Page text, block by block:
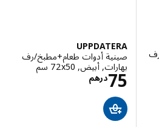
UPPDATERA
صينية أدوات طعام+مطبخ/رف
بهارات, أبيض, ‎72x50 سم‏
درهم75 الاسعار درهم 75